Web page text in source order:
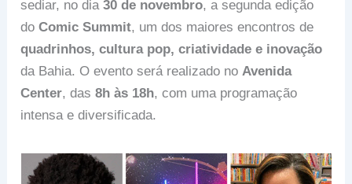
sediar, no dia30 de novembro, a segunda edição
doComic Summit, um dos maiores encontros de
quadrinhos, cultura pop, criatividade e inovação
da Bahia. O evento será realizado noAvenida
Center, das8h às 18h, com uma programação
intensa e diversificada.